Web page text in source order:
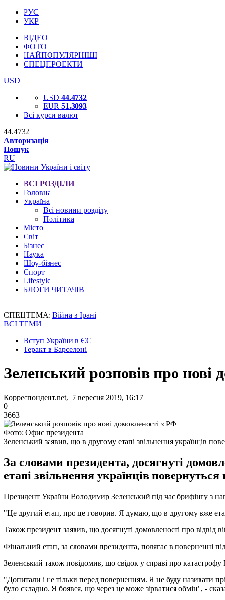
РУС
УКР
ВІДЕО
ФОТО
НАЙПОПУЛЯРНІШІ
СПЕЦПРОЕКТИ
USD
USD 44.4732
EUR 51.3093
Всі курси валют
44.4732
Авторизація
Пошук
RU
ВСІ РОЗДІЛИ
Головна
Україна
Всі новини розділу
Політика
Місто
Світ
Бізнес
Наука
Шоу-бізнес
Спорт
Lifestyle
БЛОГИ ЧИТАЧІВ
СПЕЦТЕМА: Війна в Ірані
ВСІ ТЕМИ
Вступ України в ЄС
Теракт в Барселоні
Зеленський розповів про нові
Корреспондент.net, 7 вересня 2019, 16:17
0
3663
Фото: Офис президента
Зеленський заявив, що в другому етапі звільнення українців
За словами президента, досягнуті
етапі звільнення українців повернуться
Президент України Володимир Зеленський під час брифінгу з
"Це другий етап, про це говорив. Я думаю, що в другому вже
Також президент заявив, що досягнуті домовленості про відвід
Фінальний етап, за словами президента, полягає в поверненні
Зеленський також повідомив, що свідок у справі про
"Допитали і не тільки перед поверненням. Я не буду називати
було складно. Я боявся, що через це може зірватися обмін", -